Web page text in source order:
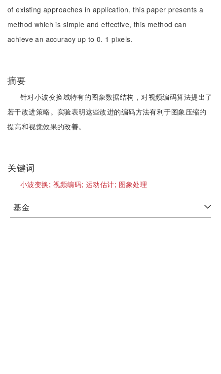
of existing approaches in application, this paper presents a
method which is simple and effective, this method can
achieve an accuracy up to 0. 1 pixels.
摘要
针对小波变换域特有的图象数据结构，对视频编码算法提出了
若干改进策略。实验表明这些改进的编码方法有利于图象压缩的
提高和视觉效果的改善。
关键词
小波变换; 视频编码;运动估计; 图象处理
基金